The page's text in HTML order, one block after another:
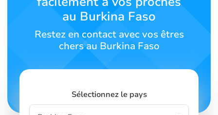
au Burkina Faso
Restez en contact avec vos êtres
chers au Burkina Faso
Sélectionnez le pays